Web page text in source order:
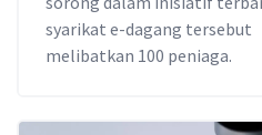
syarikat e-dagang tersebut
melibatkan 100 peniaga.